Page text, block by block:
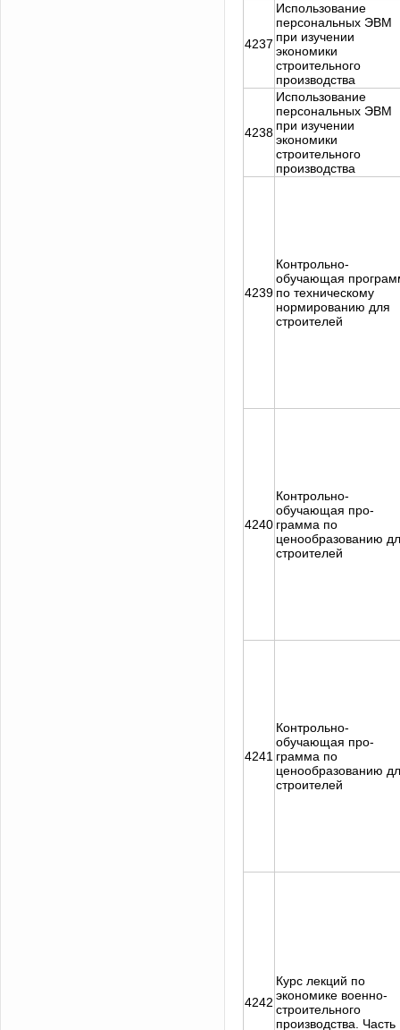
4237
Использование
персональных ЭВМ
при изучении
экономики
строительного
производства
4238
Использование
персональных ЭВМ
при изучении
экономики
строительного
производства
4239
Контрольно-
обучающая
по техническому
нормированию для
строителей
4240
Контрольно-
обучающая про-
грамма по
ценообразованию
строителей
4241
Контрольно-
обучающая про-
грамма по
ценообразованию
строителей
4242
Курс лекций по
экономике военно-
строительного
производства. Часть